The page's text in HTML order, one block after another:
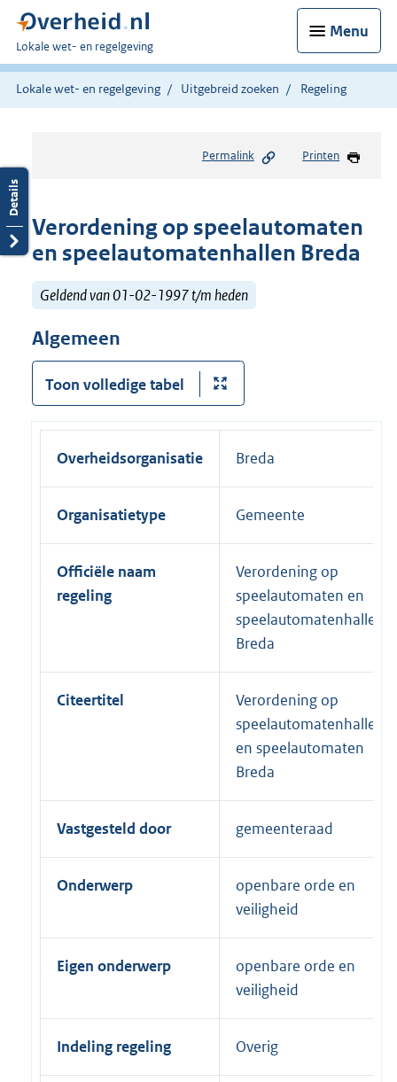
Menu
U
bent
hier:
Lokale wet- en regelgeving
Lokale wet- en regelgeving Uitgebreid zoeken Regeling
Permalink Printen
Verordening op speelautomaten
en speelautomatenhallen Breda
Geldend van 01-02-1997 t/m heden
Algemeen
Toon volledige tabel
Overheidsorganisatie Breda
Organisatietype Gemeente
Officiële naam
regeling
Verordening op
speelautomaten en
speelautomatenhallen
Breda
Citeertitel
Verordening op
speelautomatenhallen
en speelautomaten
Breda
Vastgesteld door gemeenteraad
Onderwerp
openbare orde en
veiligheid
Eigen onderwerp
openbare orde en
veiligheid
Indeling regeling Overig